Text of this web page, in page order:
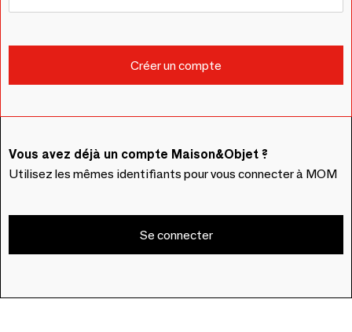
Vous avez déjà un compte Maison&Objet ?
Utilisez les mêmes identifiants pour vous connecter à MOM
Se connecter